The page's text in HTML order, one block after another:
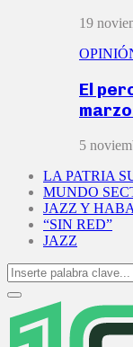
19
El
5
LA PATRIA
MUNDO
JAZZ Y
“SIN RED”
JAZZ
Search
for:
Primary
Menu